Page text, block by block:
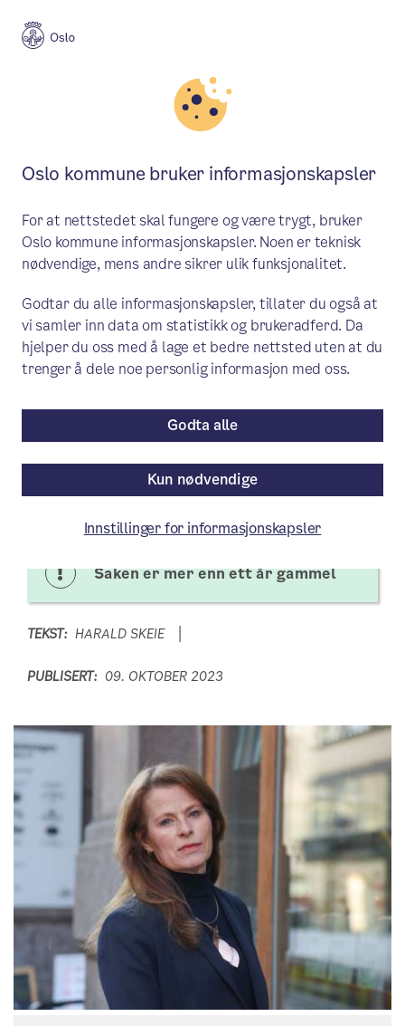
ByplanOslo
PÅ INNSIDEN
Vil bygge én Plan- og
bygningsetat
Plan- og bygningsetaten omorganiseres. –
Vil gjøre etaten mer enhetlig og
Saken er mer enn ett år gammel
TEKST: HARALD SKEIE
PUBLISERT: 09. OKTOBER 2023
Oslo kommune bruker informasjonskapsler
For at nettstedet skal fungere og være trygt, bruker
Oslo kommune informasjonskapsler. Noen er teknisk
nødvendige, mens andre sikrer ulik funksjonalitet.
Godtar du alle informasjonskapsler, tillater du også at
vi samler inn data om statistikk og brukeradferd. Da
hjelper du oss med å lage et bedre nettsted uten at du
trenger å dele noe personlig informasjon med oss.
Kun nødvendige
Godta alle
Innstillinger for informasjonskapsler